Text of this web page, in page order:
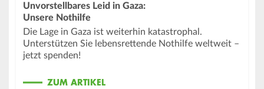
Unvorstellbares Leid in Gaza:
Unsere Nothilfe
Die Lage in Gaza ist weiterhin katastrophal.
Unterstützen Sie lebensrettende Nothilfe weltweit –
jetzt spenden!
ZUM ARTIKEL